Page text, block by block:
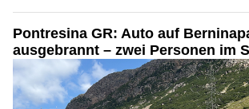
Pontresina GR: Auto auf
ausgebrannt – zwei Personen im